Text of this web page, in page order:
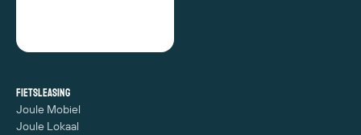
Fietsleasing
Joule Mobiel
Joule Lokaal